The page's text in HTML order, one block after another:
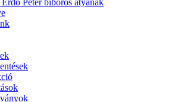
Péter bíboros atyának